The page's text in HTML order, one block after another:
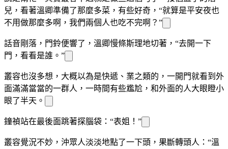
兒，看著溫卿準備了那麼多菜，有些好奇，“就算是平安夜也
不用做那麼多啊，我們兩個人也吃不完啊？”
話音剛落，門鈴便響了，溫卿慢條斯理地切著 ，“去開一下
門，看看是誰。”
叢容也沒多想，大概以為是快遞、 業之類的，一開門就看到外
面滿滿當當的一群人，一時間有些尷尬，和外面的人大眼瞪小
眼了半天。
鐘禎站在最後面跳著探腦袋 ：“表姐！”
叢容覺況不妙，沖眾人淡淡地點了一下頭，果斷轉頭人：“溫